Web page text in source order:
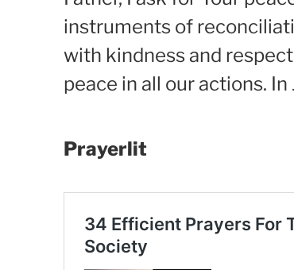
instruments of
with kindness and
peace in all our actions. In
Prayerlit